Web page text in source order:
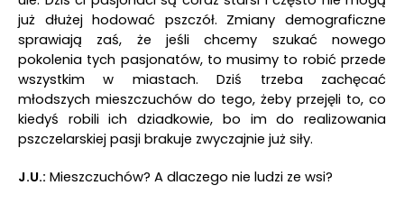
już dłużej hodować pszczół. Zmiany demograficzne
sprawiają zaś, że jeśli chcemy szukać nowego
pokolenia tych pasjonatów, to musimy to robić przede
wszystkim w miastach. Dziś trzeba zachęcać
młodszych mieszczuchów do tego, żeby przejęli to, co
kiedyś robili ich dziadkowie, bo im do realizowania
pszczelarskiej pasji brakuje zwyczajnie już siły.
J.U.: Mieszczuchów? A dlaczego nie ludzi ze wsi?